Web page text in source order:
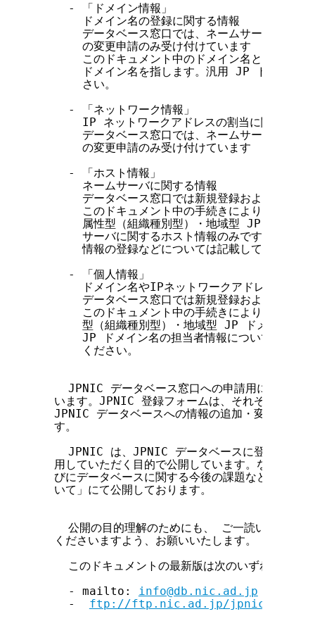
    - 「ドメイン情報」
      ドメイン名の登録に関する情報
データベース窓口では、ネームサーバ、技術
      の変更申請のみ受け付けています
このドキュメント中のドメイン名とは、属性
ドメイン名を指します。汎用 JP ドメイン名
      さい。
    - 「ネットワーク情報」
IP ネットワークアドレスの割当に関する情
データベース窓口では、ネームサーバ、技術
      の変更申請のみ受け付けています
    - 「ホスト情報」
      ネームサーバに関する情報
データベース窓口では新規登録および変更申
このドキュメント中の手続きにより登録・変
属性型（組織種別型）・地域型 JP ドメイン
サーバに関するホスト情報のみです。汎用
情報の登録などについては記載しておりませ
    - 「個人情報」
ドメイン名やIPネットワークアドレスに関す
データベース窓口では新規登録および変更申
このドキュメント中の手続きにより登録・変
型（組織種別型）・地域型 JP ドメイン名の
JP ドメイン名の担当者情報については記載
      ください。
JPNIC データベース窓口への申請用に JPNIC
います。JPNIC 登録フォームは、それぞれの情報
JPNIC データベースへの情報の追加・変更は、こ
  す。
JPNIC は、JPNIC データベースに登録された
用していただく目的で公開しています。なお、公
びにデータベースに関する今後の課題などを「
  いて」にて公開しております。
公開の目的理解のためにも、 ご一読いただき、
  くださいますよう、お願いいたします。
このドキュメントの最新版は次のいずれかの方
    - mailto:
info@db.nic.ad.jp
    -
ftp://ftp.nic.ad.jp/jpnic/dbase/